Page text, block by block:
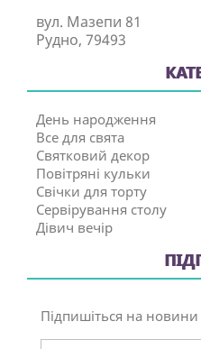
вул. Мазепи 81
Рудно, 79493
День народження
Все для свята
Святковий декор
Повітряні кульки
Свічки для торту
Сервірування столу
Дівич вечір
Підпишіться на новини